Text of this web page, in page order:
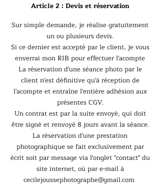
Article 2 : Devis et réservation
Sur simple demande, je réalise gratuitement
un ou plusieurs devis.
Si ce dernier est accepté par le client, je vous
enverrai mon RIB pour effectuer l'acompte
La réservation d'une séance photo par le
client n'est définitive qu'à réception de
l'acompte et entraîne l'entière adhésion aux
présentes CGV.
Un contrat est par la suite envoyé, qui doit
être signé et renvoyé 8 jours avant la séance.
La réservation d'une prestation
photographique se fait exclusivement par
écrit soit par message via l'onglet "contact" du
site internet, où par e-mail à
cecilejoussephotographe@gmail.com